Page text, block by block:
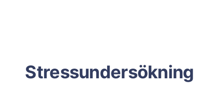
Stressundersökning